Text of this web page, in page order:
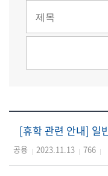
[휴학 관련 안내] 일
공용 2023.11.13 766